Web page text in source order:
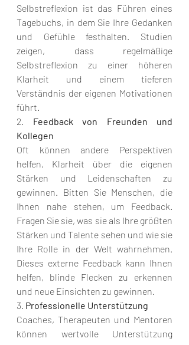
Selbstreflexion ist das Führen eines
Tagebuchs, in dem Sie Ihre Gedanken
und Gefühle festhalten. Studien
zeigen, dass regelmäßige
Selbstreflexion zu einer höheren
Klarheit und einem tieferen
Verständnis der eigenen Motivationen
führt.
2. Feedback von Freunden und
Kollegen
Oft können andere Perspektiven
helfen, Klarheit über die eigenen
Stärken und Leidenschaften zu
gewinnen. Bitten Sie Menschen, die
Ihnen nahe stehen, um Feedback.
Fragen Sie sie, was sie als Ihre größten
Stärken und Talente sehen und wie sie
Ihre Rolle in der Welt wahrnehmen.
Dieses externe Feedback kann Ihnen
helfen, blinde Flecken zu erkennen
und neue Einsichten zu gewinnen.
3. Professionelle Unterstützung
Coaches, Therapeuten und Mentoren
können wertvolle Unterstützung